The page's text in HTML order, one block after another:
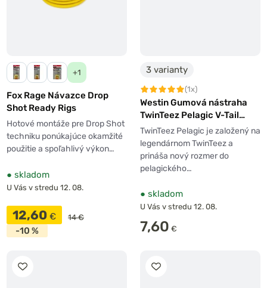
+1
Fox Rage Návazce Drop
Shot Ready Rigs
Hotové montáže pre Drop Shot
techniku ponúkajúce okamžité
použitie a spoľahlivý výkon…
● skladom
U Vás v stredu 12. 08.
12,60 € 14 €
-10 %
3 varianty
(1x)
Westin Gumová nástraha
TwinTeez Pelagic V-Tail
Headlight 2ks
TwinTeez Pelagic je založený na
legendárnom TwinTeez a
prináša nový rozmer do
pelagického…
● skladom
U Vás v stredu 12. 08.
7,60 €